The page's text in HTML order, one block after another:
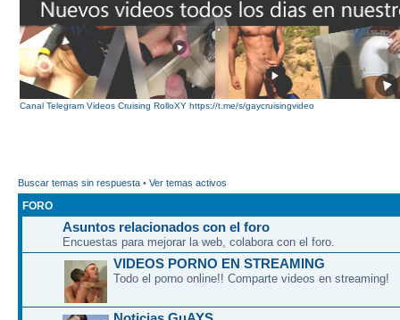
Canal Telegram Videos Cruising RolloXY https://t.me/s/gaycruisingvideo
Buscar temas sin respuesta • Ver temas activos
FORO
Asuntos relacionados con el foro
Encuestas para mejorar la web, colabora con el foro.
VIDEOS PORNO EN STREAMING
Todo el porno online!! Comparte videos en streaming!